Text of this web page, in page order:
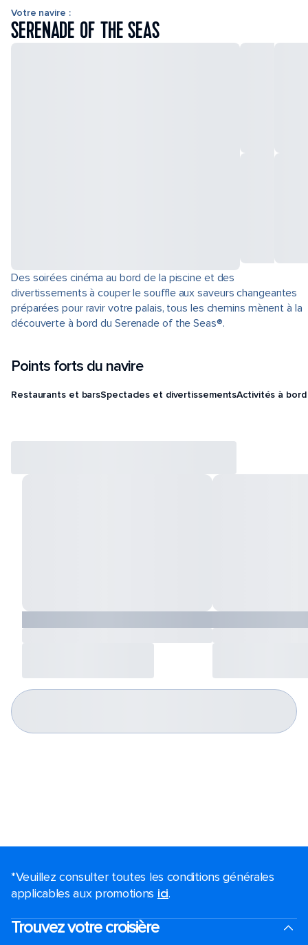
Votre navire :
SERENADE OF THE SEAS
Des soirées cinéma au bord de la piscine et des
divertissements à couper le souffle aux saveurs changeantes
préparées pour ravir votre palais, tous les chemins mènent à la
découverte à bord du Serenade of the Seas®.
Points forts du navire
Restaurants et barsSpectacles et divertissementsActivités à bord
*Veuillez consulter toutes les conditions générales
applicables aux promotions ici.
Trouvez votre croisière